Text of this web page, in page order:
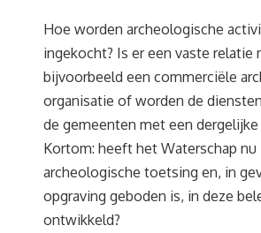
Hoe worden archeologische
ingekocht? Is er een vaste relatie
bijvoorbeeld een commerciële
organisatie of worden de
de gemeenten met een
Kortom: heeft het Waterschap nu
archeologische toetsing en, in
opgraving geboden is, in deze
ontwikkeld?